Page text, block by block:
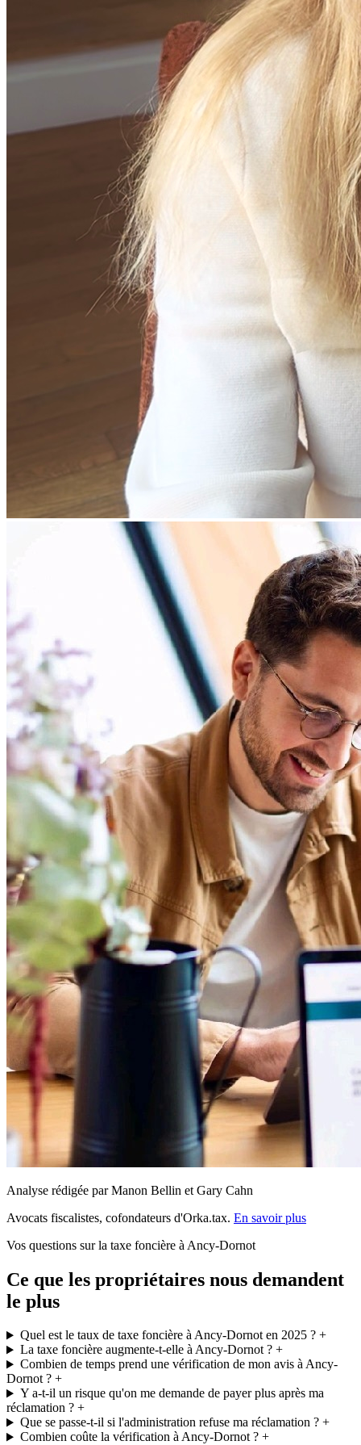
Analyse rédigée par Manon Bellin et Gary Cahn
Avocats fiscalistes, cofondateurs d'Orka.tax. En savoir plus
Vos questions sur la taxe foncière à Ancy-Dornot
Ce que les propriétaires nous demandent
le plus
Quel est le taux de taxe foncière à Ancy-Dornot en 2025 ?+
La taxe foncière augmente-t-elle à Ancy-Dornot ?+
Combien de temps prend une vérification de mon avis à Ancy-
Dornot ? +
Y a-t-il un risque qu'on me demande de payer plus après ma
réclamation ? +
Que se passe-t-il si l'administration refuse ma réclamation ?+
Combien coûte la vérification à Ancy-Dornot ?+